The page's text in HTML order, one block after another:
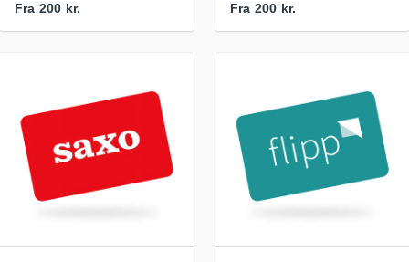
Fra 200 kr. Fra 200 kr.